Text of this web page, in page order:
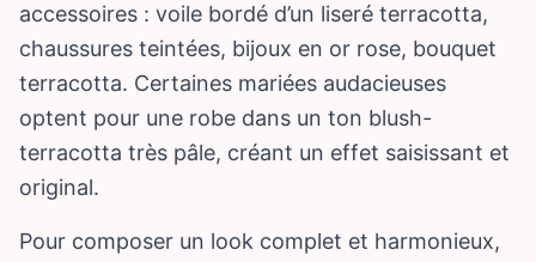
accessoires : voile bordé d’un liseré terracotta,
chaussures teintées, bijoux en or rose, bouquet
terracotta. Certaines mariées audacieuses
optent pour une robe dans un ton blush-
terracotta très pâle, créant un effet saisissant et
original.
Pour composer un look complet et harmonieux,